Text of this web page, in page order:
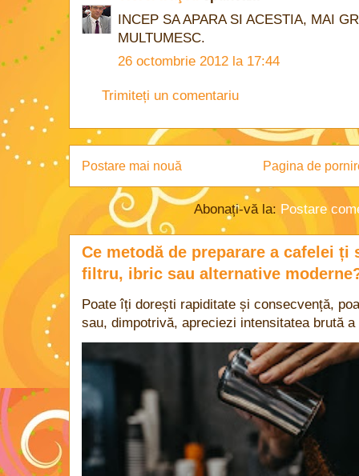
INCEP SA APARA SI ACESTIA, MAI
MULTUMESC.
26 octombrie 2012 la 17:44
Trimiteți un comentariu
Postare mai nouă Pagina de
Abonați-vă la: Postare
Ce metodă de preparare a cafelei
filtru, ibric sau alternative
Poate îți dorești rapiditate și consecvență,
sau, dimpotrivă, apreciezi intensitatea brută